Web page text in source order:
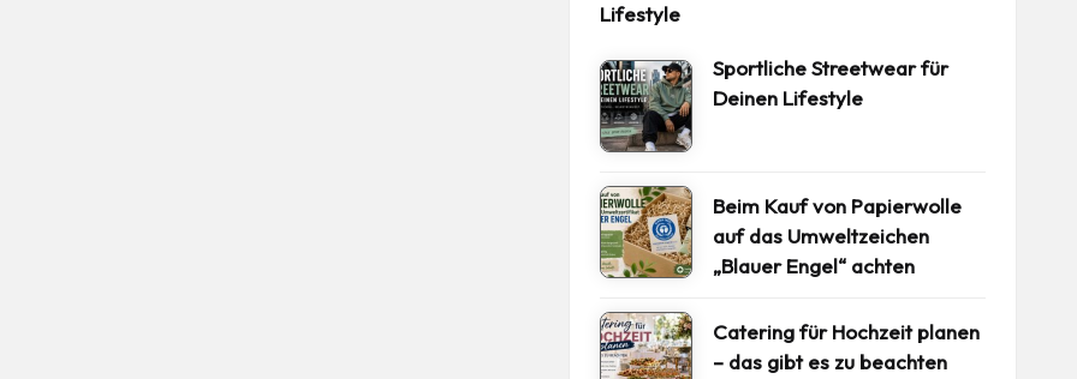
Lifestyle
Sportliche Streetwear für
Deinen Lifestyle
Beim Kauf von Papierwolle
auf das Umweltzeichen
„Blauer Engel“ achten
Catering für Hochzeit planen
– das gibt es zu beachten